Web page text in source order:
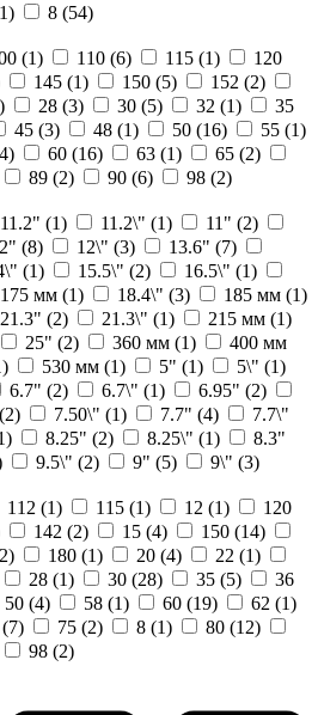
8 (54)
(1) 110 (6) 115 (1)
120
145 (1) 150 (5) 152 (2)
28 (3) 30 (5) 32 (1)
35
45 (3) 48 (1) 50 (16) 55 (1)
60 (16) 63 (1) 65 (2)
89 (2) 90 (6) 98 (2)
11.2" (1) 11.2\" (1) 11" (2)
(8) 12\" (3) 13.6" (7)
(1) 15.5\" (2) 16.5\" (1)
175 мм (1) 18.4\" (3) 185 мм (1)
21.3" (2) 21.3\" (1) 215 мм (1)
25" (2) 360 мм (1)
400 мм
530 мм (1) 5" (1) 5\" (1)
6.7" (2) 6.7\" (1) 6.95" (2)
(2) 7.50\" (1) 7.7" (4)
7.7\"
8.25" (2) 8.25\" (1)
8.3"
9.5\" (2) 9" (5) 9\" (3)
112 (1) 115 (1) 12 (1)
120
142 (2) 15 (4) 150 (14)
180 (1) 20 (4) 22 (1)
28 (1) 30 (28) 35 (5)
36
50 (4) 58 (1) 60 (19) 62 (1)
(7) 75 (2) 8 (1) 80 (12)
98 (2)